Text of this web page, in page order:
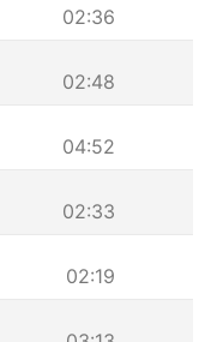
02:36
02:48
04:52
02:33
02:19